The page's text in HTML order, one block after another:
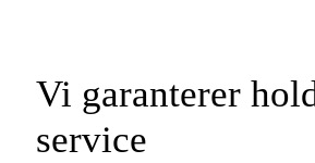
Vi garanterer
service